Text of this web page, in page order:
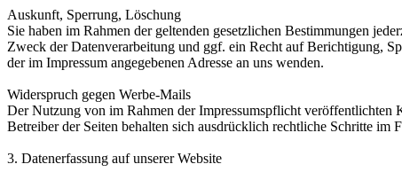
Auskunft, Sperrung, Löschung
Sie haben im Rahmen der geltenden gesetzlichen Bestimmungen
Zweck der Datenverarbeitung und ggf. ein Recht auf Berichtigung,
der im Impressum angegebenen Adresse an uns wenden.
Widerspruch gegen Werbe-Mails
Der Nutzung von im Rahmen der Impressumspflicht
Betreiber der Seiten behalten sich ausdrücklich rechtliche Schritte
3. Datenerfassung auf unserer Website